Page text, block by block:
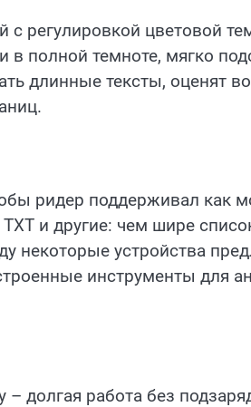
с регулировкой цветовой
в полной темноте, мягко
длинные тексты, оценят
ридер поддерживал как
и другие: чем шире
некоторые устройства
инструменты для
долгая работа без